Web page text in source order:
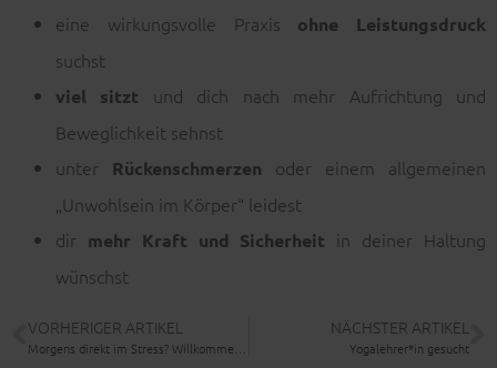
eine wirkungsvolle Praxis ohne Leistungsdruck
suchst
viel sitzt und dich nach mehr Aufrichtung und
Beweglichkeit sehnst
unter Rückenschmerzen oder einem allgemeinen
„Unwohlsein im Körper“ leidest
dir mehr Kraft und Sicherheit in deiner Haltung
wünschst
VORHERIGER ARTIKEL NÄCHSTER ARTIKEL
Yogalehrer*in gesucht